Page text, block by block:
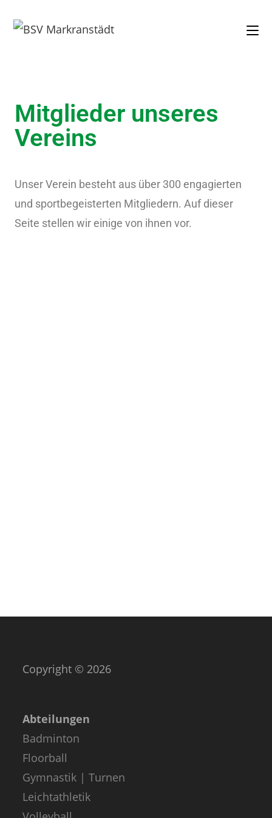
Mitglieder unseres
Vereins
Unser Verein besteht aus über 300 engagierten
und sportbegeisterten Mitgliedern. Auf dieser
Seite stellen wir einige von ihnen vor.
Copyright © 2026
Abteilungen
Badminton
Floorball
Gymnastik | Turnen
Leichtathletik